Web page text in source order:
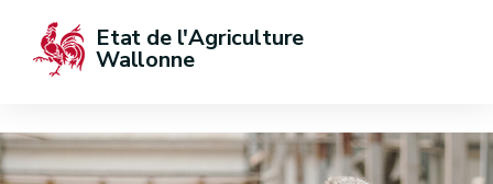
Etat de l'Agriculture
Wallonne